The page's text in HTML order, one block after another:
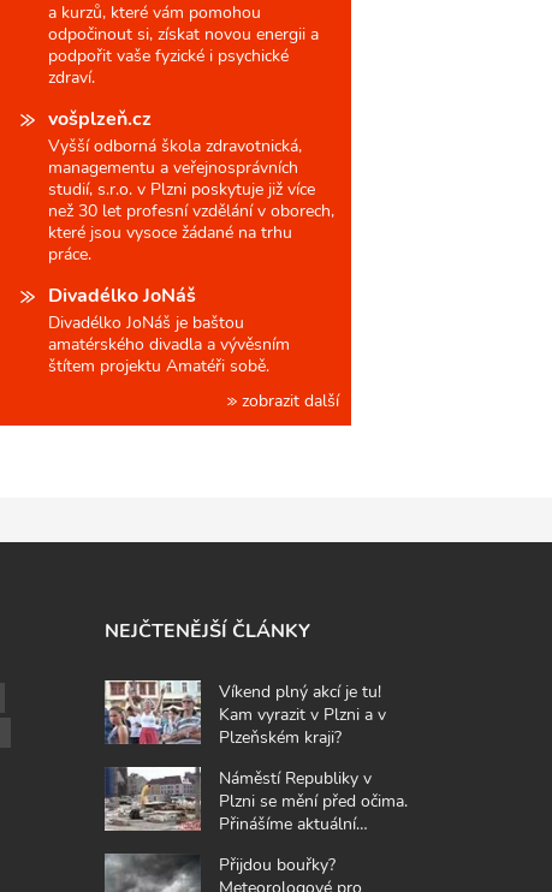
a kurzů, které vám pomohou
odpočinout si, získat novou energii a
podpořit vaše fyzické i psychické
zdraví.
vošplzeň.cz
Vyšší odborná škola zdravotnická,
managementu a veřejnosprávních
studií, s.r.o. v Plzni poskytuje již více
než 30 let profesní vzdělání v oborech,
které jsou vysoce žádané na trhu
práce.
Divadélko JoNáš
Divadélko JoNáš je baštou
amatérského divadla a vývěsním
štítem projektu Amatéři sobě.
zobrazit další
NEJČTENĚJŠÍ ČLÁNKY
Víkend plný akcí je tu!
Kam vyrazit v Plzni a v
Plzeňském kraji?
Náměstí Republiky v
Plzni se mění před očima.
Přinášíme aktuální
Přijdou bouřky?
Meteorologové pro